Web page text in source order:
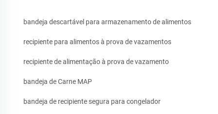
bandeja descartável para armazenamento de alimentos
recipiente para alimentos à prova de vazamentos
recipiente de alimentação à prova de vazamento
bandeja de Carne MAP
bandeja de recipiente segura para congelador